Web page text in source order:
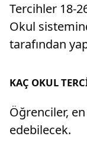
Tercihler 18-
Okul
tarafından
KAÇ OKUL
Öğrenciler,
edebilecek.